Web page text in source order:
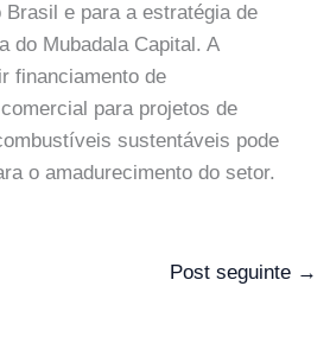
e para a estratégia de
do Mubadala Capital. A
financiamento de
para projetos de
sustentáveis pode
o amadurecimento do setor.
Post seguinte →